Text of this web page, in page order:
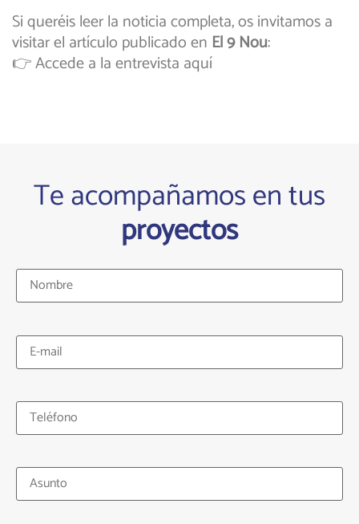
Si queréis leer la noticia completa, os invitamos a
visitar el artículo publicado en El 9 Nou:
👉 Accede a la entrevista aquí
Te acompañamos en tus
proyectos